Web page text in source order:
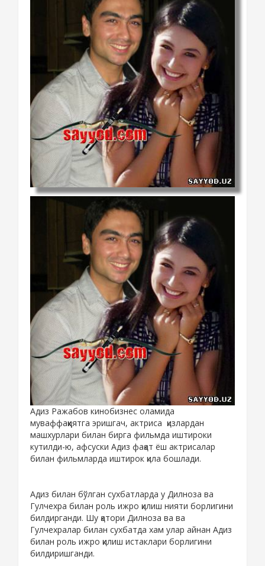
Адиз Ражабов кинобизнес оламида
муваффаққиятга эришгач, актриса қизлардан
машхурлари билан бирга фильмда иштироки
кутилди-ю, афсуски Адиз фақат ёш актрисалар
билан фильмларда иштирок қила бошлади.
Адиз билан бўлган сухбатларда у Дилноза ва
Гулчехра билан роль ижро қилиш нияти борлигини
билдирганди. Шу қатори Дилноза ва ва
Гулчехралар билан сухбатда хам улар айнан Адиз
билан роль ижро қилиш истаклари борлигини
билдиришганди.